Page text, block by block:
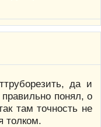
да и
понял, о
там точность не
толком.